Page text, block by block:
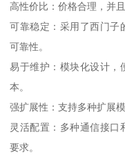
高性价比：价格合理，并
可靠稳定：采用了西门子
可靠性。
易于维护：模块化设计，
本。
强扩展性：支持多种扩展
灵活配置：多种通信接口
要求。